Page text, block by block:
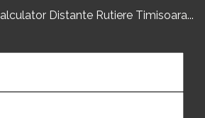
Distante Rutiere Timisoara...